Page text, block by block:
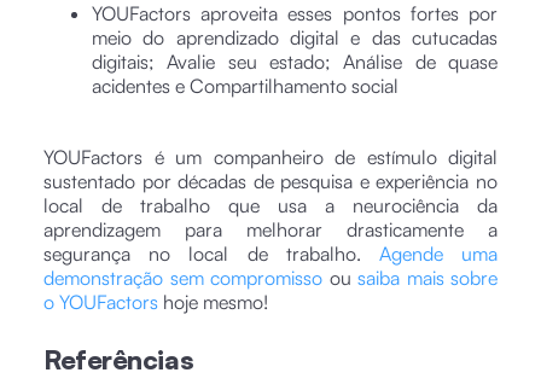
YOUFactors aproveita esses pontos fortes por
meio do aprendizado digital e das cutucadas
digitais; Avalie seu estado; Análise de quase
acidentes e Compartilhamento social
YOUFactors é um companheiro de estímulo digital
sustentado por décadas de pesquisa e experiência no
local de trabalho que usa a neurociência da
aprendizagem para melhorar drasticamente a
segurança no local de trabalho. Agende uma
demonstração sem compromisso ou saiba mais sobre
o YOUFactors hoje mesmo!
Referências